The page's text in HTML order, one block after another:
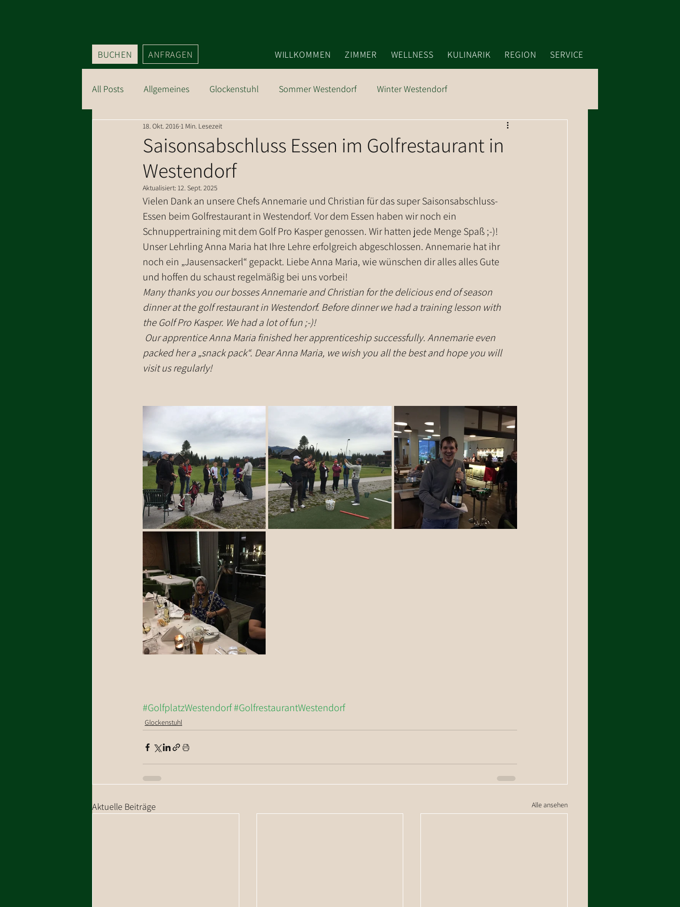
BUCHEN ANFRAGEN WILLKOMMEN ZIMMER WELLNESS KULINARIK REGION SERVICE
All Posts Allgemeines Glockenstuhl Sommer Westendorf Winter Westendorf
Sommer Kitzbüheler Alpen
Saisonsabschluss Essen im Golfrestaurant in
Westendorf
18. Okt. 2016 1 Min. Lesezeit
Aktualisiert:12. Sept. 2025
Vielen Dank an unsere Chefs Annemarie und Christian für das super Saisonsabschluss-
Essen beim Golfrestaurant in Westendorf. Vor dem Essen haben wir noch ein
Schnuppertraining mit dem Golf Pro Kasper genossen. Wir hatten jede Menge Spaß ;-)!
Unser Lehrling Anna Maria hat Ihre Lehre erfolgreich abgeschlossen. Annemarie hat ihr
noch ein „Jausensackerl“ gepackt. Liebe Anna Maria, wie wünschen dir alles alles Gute
und hoffen du schaust regelmäßig bei uns vorbei!
Many thanks you our bosses Annemarie and Christian for the delicious end of season
dinner at the golf restaurant in Westendorf. Before dinner we had a training lesson with
the Golf Pro Kasper. We had a lot of fun ;-)!
packed her a „snack pack“. Dear Anna Maria, we wish you all the best and hope you will
visit us regularly!
#GolfplatzWestendorf#GolfrestaurantWestendorf
Glockenstuhl
Aktuelle Beiträge Alle ansehen